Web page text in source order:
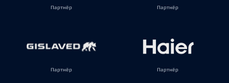
Партнёр Партнёр
Партнёр Партнёр